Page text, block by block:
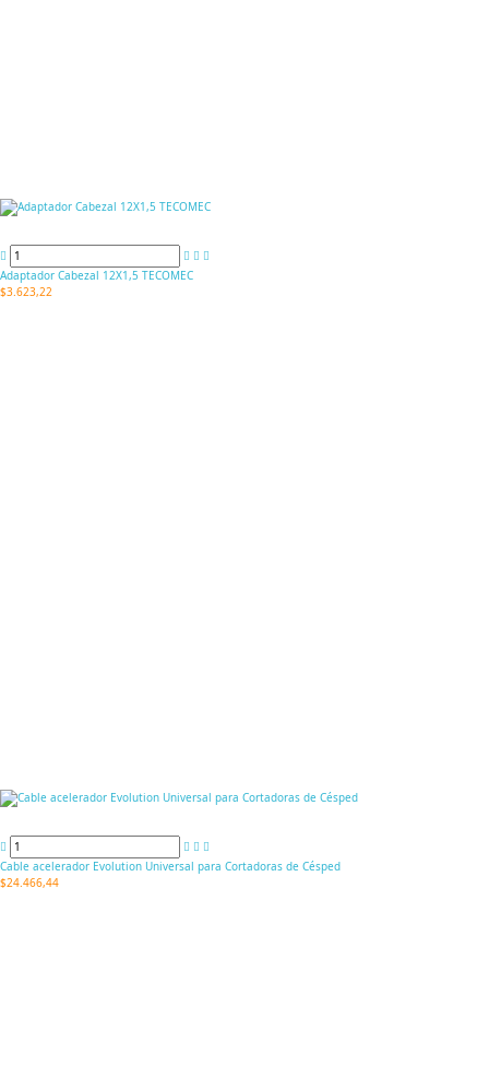
Adaptador Cabezal 12X1,5 TECOMEC
$3.623,22
Cable acelerador Evolution Universal para Cortadoras de Césped
$24.466,44